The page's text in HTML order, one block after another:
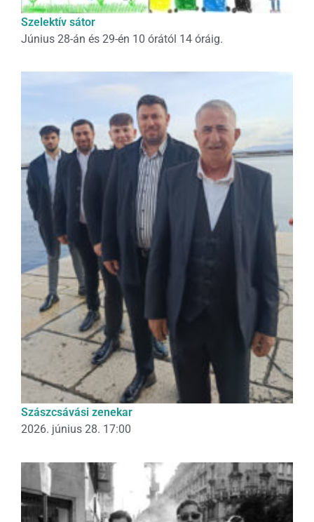
Szelektív sátor
Június 28-án és 29-én 10 órától 14 óráig.
Szászcsávási zenekar
2026. június 28. 17:00